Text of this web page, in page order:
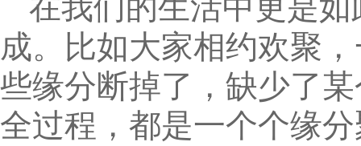
在我们的生活中更是
成。比如大家相约欢聚
些缘分断掉了，缺少了
全过程，都是一个个缘